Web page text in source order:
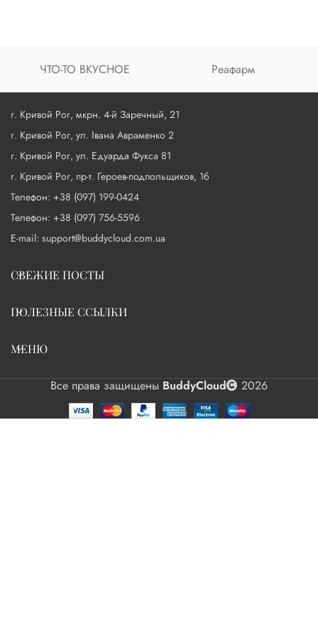
ЧТО-ТО ВКУСНОЕ Реафарм
г. Кривой Рог, мкрн. 4-й Заречный, 21
г. Кривой Рог, ул. Івана Авраменко 2
г. Кривой Рог, ул. Едуарда Фукса 81
г. Кривой Рог, пр-т. Героев-подпольщиков, 1б
Телефон: +38 (097) 199-0424
Телефон: +38 (097) 756-5596
E-mail: support@buddycloud.com.ua
СВЕЖИЕ ПОСТЫ
ПОЛЕЗНЫЕ ССЫЛКИ
МЕНЮ
Все права защищены BuddyCloud 2026